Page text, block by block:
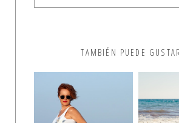
TAMBIÉN PUEDE